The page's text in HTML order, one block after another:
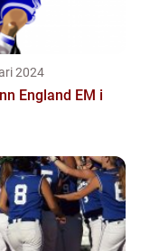
2024
England EM i